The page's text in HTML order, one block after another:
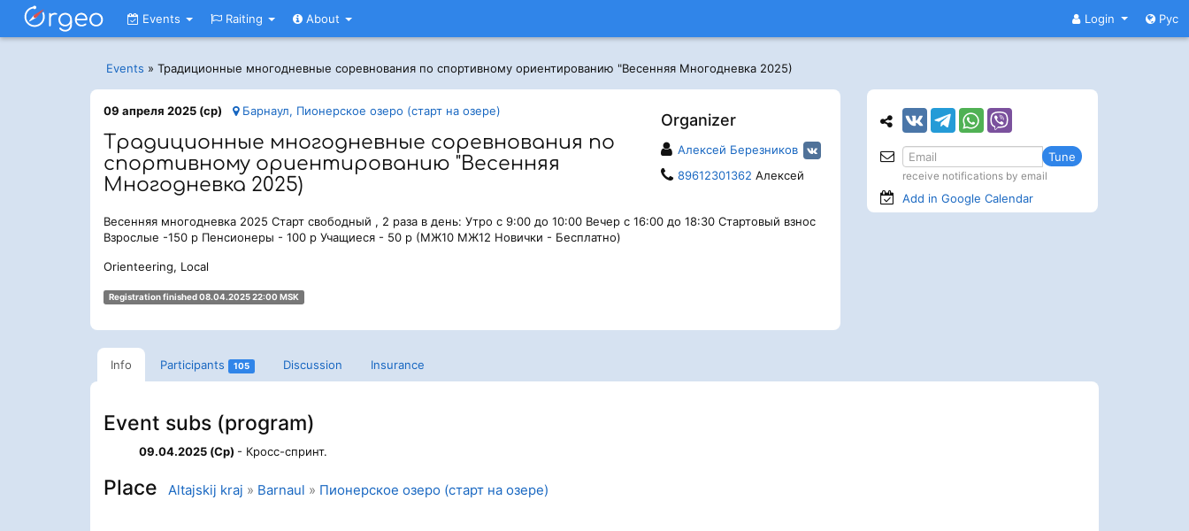
Login Рус
Events Raiting About
Events » Традиционные многодневные соревнования по спортивному ориентированию "Весенняя Многодневка 2025)
Organizer
Алексей Березников
89612301362 Алексей
09 апреля 2025 (ср) Барнаул, Пионерское озеро (старт на озере)
Традиционные многодневные соревнования по
спортивному ориентированию "Весенняя
Многодневка 2025)
Весенняя многодневка 2025 Старт свободный , 2 раза в день: Утро с 9:00 до 10:00 Вечер с 16:00 до 18:30 Стартовый взнос
Взрослые -150 р Пенсионеры - 100 р Учащиеся - 50 р (МЖ10 МЖ12 Новички - Бесплатно)
Orienteering, Local
Registration finished 08.04.2025 22:00 MSK
Info Participants 105 Discussion Insurance
Event subs (program)
09.04.2025 (Ср) - Кросс-спринт.
Place Altajskij kraj » Barnaul » Пионерское озеро (старт на озере)
Tune
receive notifications by email
Add in Google Calendar